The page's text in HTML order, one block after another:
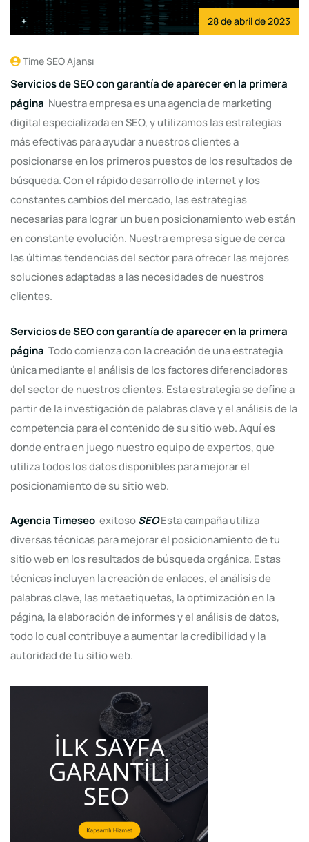
28 de abril de 2023
Time SEO Ajansı
Servicios de SEO con garantía de aparecer en la primera
página Nuestra empresa es una agencia de marketing
digital especializada en SEO, y utilizamos las estrategias
más efectivas para ayudar a nuestros clientes a
posicionarse en los primeros puestos de los resultados de
búsqueda. Con el rápido desarrollo de internet y los
constantes cambios del mercado, las estrategias
necesarias para lograr un buen posicionamiento web están
en constante evolución. Nuestra empresa sigue de cerca
las últimas tendencias del sector para ofrecer las mejores
soluciones adaptadas a las necesidades de nuestros
clientes.
Servicios de SEO con garantía de aparecer en la primera
página Todo comienza con la creación de una estrategia
única mediante el análisis de los factores diferenciadores
del sector de nuestros clientes. Esta estrategia se define a
partir de la investigación de palabras clave y el análisis de la
competencia para el contenido de su sitio web. Aquí es
donde entra en juego nuestro equipo de expertos, que
utiliza todos los datos disponibles para mejorar el
posicionamiento de su sitio web.
Agencia Timeseo exitosoSEOEsta campaña utiliza
diversas técnicas para mejorar el posicionamiento de tu
sitio web en los resultados de búsqueda orgánica. Estas
técnicas incluyen la creación de enlaces, el análisis de
palabras clave, las metaetiquetas, la optimización en la
página, la elaboración de informes y el análisis de datos,
todo lo cual contribuye a aumentar la credibilidad y la
autoridad de tu sitio web.